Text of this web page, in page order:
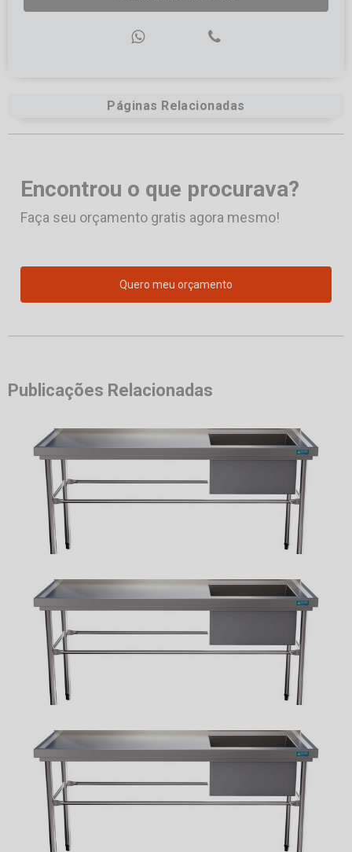
Páginas Relacionadas
Encontrou o que procurava?
Faça seu orçamento gratis agora mesmo!
Quero meu orçamento
Publicações Relacionadas